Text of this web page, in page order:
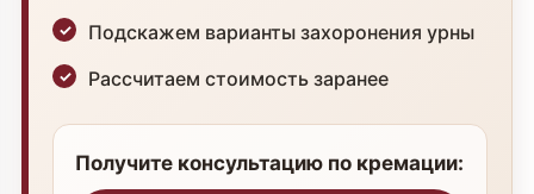
Подскажем варианты захоронения урны
Рассчитаем стоимость заранее
Получите консультацию по кремации: